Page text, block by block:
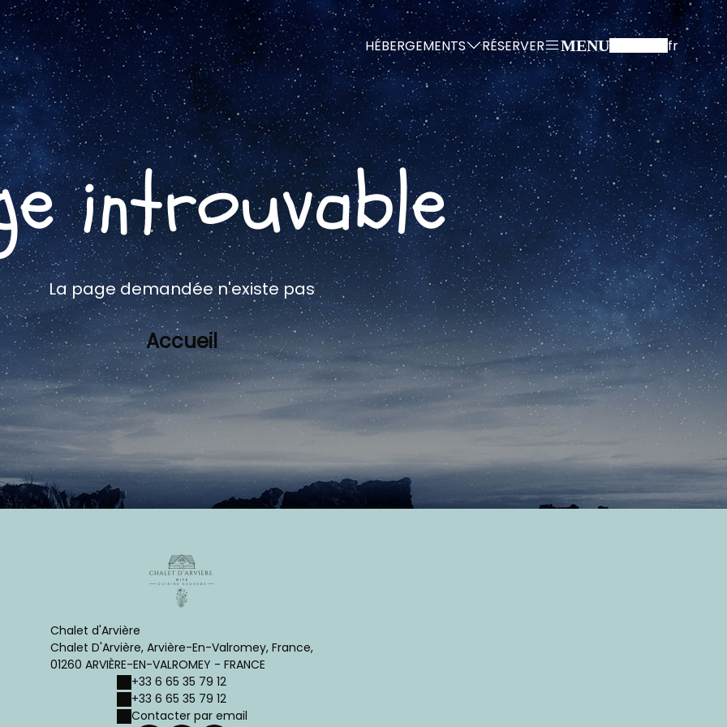
HÉBERGEMENTS RÉSERVER MENU fr
introuvable
La page demandée n'existe pas
Accueil
Chalet d'Arvière
Chalet D'Arvière, Arvière-En-Valromey, France,
01260 ARVIÈRE-EN-VALROMEY - FRANCE
+33 6 65 35 79 12
+33 6 65 35 79 12
Contacter par email